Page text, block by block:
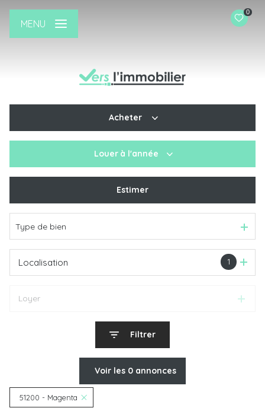
0
MENU
Acheter
Louer à l'année
Estimer
Type de bien
1
Localisation
Loyer
Filtrer
Voir les 0 annonces
51200 - Magenta